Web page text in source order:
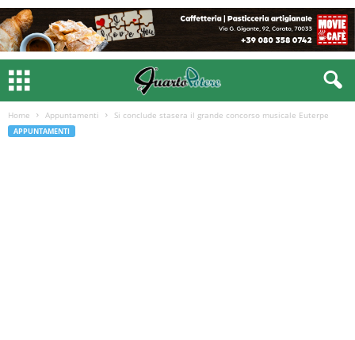
Home Appuntamenti Si conclude stasera il grande concorso musicale Euterpe
APPUNTAMENTI